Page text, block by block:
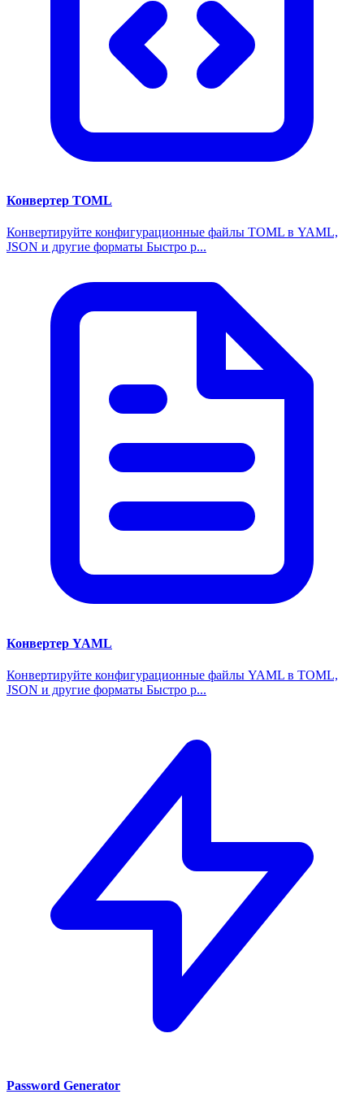
Конвертер TOML
Конвертируйте конфигурационные файлы TOML в YAML,
JSON и другие форматы Быстро р...
Конвертер YAML
Конвертируйте конфигурационные файлы YAML в TOML,
JSON и другие форматы Быстро р...
Password Generator